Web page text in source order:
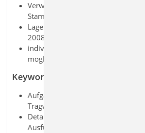
Verwaltung der Lagermatten über
Stammdaten
Lagermattenprogramm nach DIN
2008 und Vorgänger (2001, 1997,...)
individuelle Erweiterung der
möglich
Keywords
Aufgaben: Beton-/Stahlbetonbau;
Tragwerksplanung;
Detailaufgaben: Auswertungen;
Ausführungs-/Bewehrungsplanung